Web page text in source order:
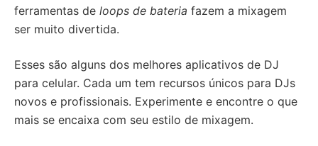
ferramentas de loops de bateria fazem a mixagem
ser muito divertida.
Esses são alguns dos melhores aplicativos de DJ
para celular. Cada um tem recursos únicos para DJs
novos e profissionais. Experimente e encontre o que
mais se encaixa com seu estilo de mixagem.